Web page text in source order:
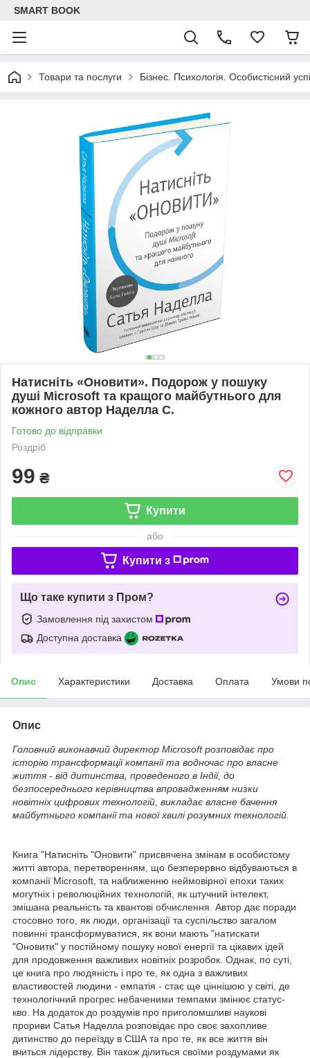
SMART BOOK
Товари та послуги Бізнес. Психологія. Особистісний
Натисніть «Оновити». Подорож у пошуку
душі Microsoft та кращого майбутнього для
кожного автор Наделла С.
Готово до відправки
Роздріб
99 ₴
Купити
або
Купити з
Що таке купити з Пром?
Замовлення під захистом
Доступна доставка
Опис Характеристики Доставка Оплата Умови
Опис
Головний виконавчий директор Microsoft розповідає про
історію трансформації компанії та водночас про власне
життя - від дитинства, проведеного в Індії, до
безпосереднього керівництва впровадженням низки
новітніх цифрових технологій, викладає власне бачення
майбутнього компанії та нової хвилі розумних технологій.
Книга "Натисніть "Оновити" присвячена змінам в особистому
житті автора, перетворенням, що безперервно відбуваються в
компанії Microsoft, та наближенню неймовірної епохи таких
могутніх і революційних технологій, як штучний інтелект,
змішана реальність та квантові обчислення. Автор дає поради
стосовно того, як люди, організації та суспільство загалом
повинні трансформуватися, як вони мають "натискати
"Оновити" у постійному пошуку нової енергії та цікавих ідей
для продовження важливих новітніх розробок. Однак, по суті,
це книга про людяність і про те, як одна з важливих
властивостей людини - емпатія - стає ще ціннішою у світі, де
технологічний прогрес небаченими темпами змінює статус-
кво. На додаток до роздумів про приголомшливі наукові
прориви Сатья Наделла розповідає про своє захопливе
дитинство до переїзду в США та про те, як все життя він
вчиться лідерству. Він також ділиться своїми роздумами як